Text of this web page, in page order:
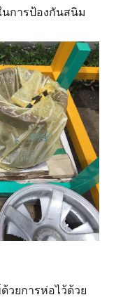
การป้องกันสนิม
วยการห่อไว้ด้วย